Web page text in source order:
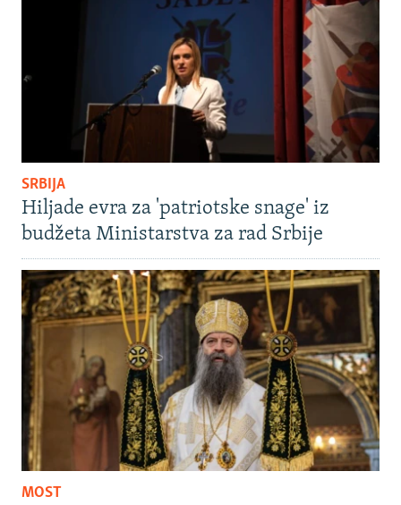
SRBIJA
Hiljade evra za 'patriotske snage' iz
budžeta Ministarstva za rad Srbije
MOST